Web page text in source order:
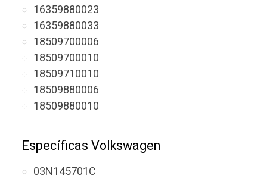
16359880023
16359880033
18509700006
18509700010
18509710010
18509880006
18509880010
Específicas Volkswagen
03N145701C